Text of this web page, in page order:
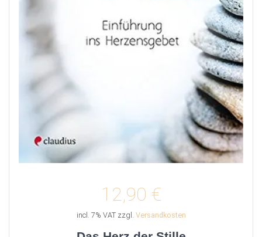
12,90 €
incl. 7% VAT zzgl. Versandkosten